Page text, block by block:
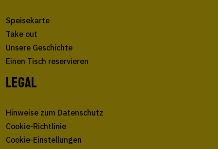
Speisekarte
Take out
Unsere Geschichte
Einen Tisch reservieren
LEGAL
Hinweise zum Datenschutz
Cookie-Richtlinie
Cookie-Einstellungen